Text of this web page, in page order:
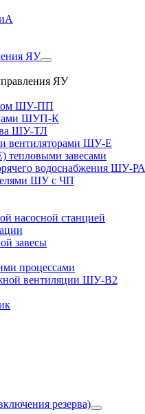
ЯУ
ЯУ
ШУ-ПП
ШУП-К
ШУ-ТЛ
вентиляторами ШУ-Е
завесами
водоснабжения ШУ-РА
ШУ с ЧП
насосной станцией
завесы
процессами
вентиляции ШУ-В2
резерва)